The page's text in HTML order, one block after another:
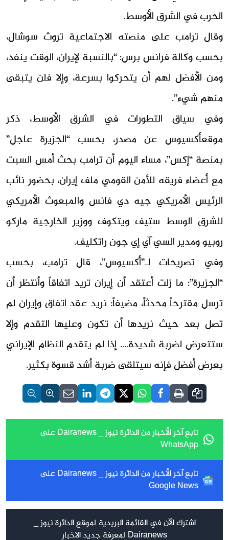
الحرب في الشرق الأوسط.
وقال ترامب على منصته الاجتماعية تروث سوشال،
بحسب وكالة فرانس برس: “بالنسبة لإيران، الوقت ينفد،
ومن الأفضل لهم أن يتحركوا بسرعة، وإلا فلن يتبقى
منهم شيء”.
وفي سياق التطورات في الشرق الأوسط، ذكر
موقعأكسيوس عن مصدر، بحسب “الجزيرة عاجل”
بمنصة “إكس”، مساء اليوم أن ترامب بحث أمس السبت
مع أعضاء فريقه للأمن القومي ملف إيران، بحضور نائب
الرئيس الأمريكي جيه دي فانس والمبعوث الأمريكي
للشرق الوسط ستيف ويتكوف ووزير الخارجية ماركو
روبيو ومدير السي آي إي جون راتكليف.
وفي تصريحات لـ”أكسيوس”، قال ترامب، بحسب
“الجزيرة”: ما زلت أعتقد أن إيران تريد اتفاقاً وأنتظر أن
ترسل مقترحاً محدثاً، مضيفاً: نريد عقد اتفاق وإيران لم
تصل بعد حيث نريدها أن تكون وعليها التقدم وإلا
ستتعرض لضربة شديدة…. إذا لم يتقدم النظام الإيراني
بعرض أفضل فإنه سيتلقى ضربة أشد قسوة بكثير.
تابع آخر الأخبار من الدائرة نيوز _ Dairanews على
WhatsApp
تابع آخر الأخبار من الدائرة نيوز _ Dairanews على
Google News
اشترك الآن في القائمة البريدية لموقع الدائرة نيوز _
Dairanews لمعرفة جديد الاخبار